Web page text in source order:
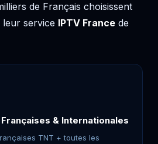
de Français choisissent
leur service IPTV France de
& Internationales
TNT + toutes les